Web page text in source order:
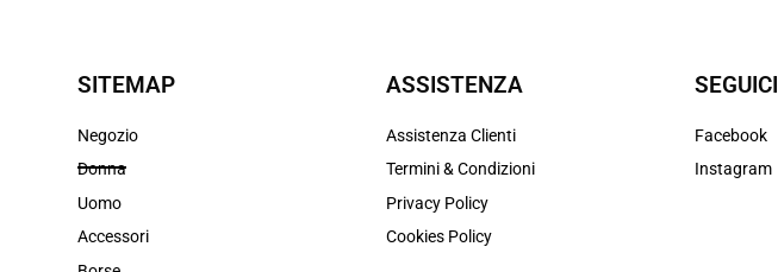
SITEMAP
Negozio
Donna
Uomo
Accessori
ASSISTENZA
Assistenza Clienti
Termini & Condizioni
Privacy Policy
Cookies Policy
SEGUICI
Facebook
Instagram